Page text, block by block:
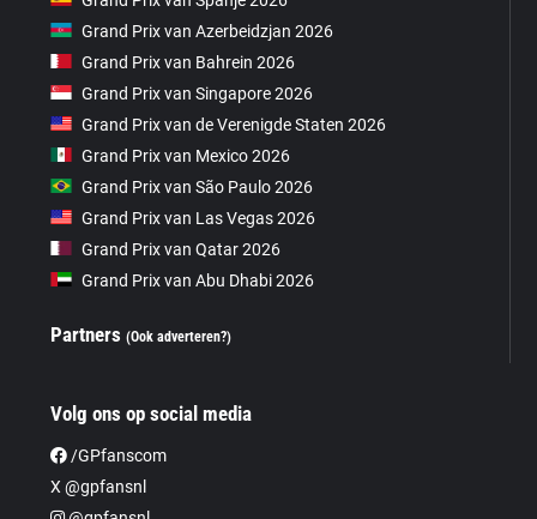
Grand Prix van Azerbeidzjan 2026
Grand Prix van Bahrein 2026
Grand Prix van Singapore 2026
Grand Prix van de Verenigde Staten 2026
Grand Prix van Mexico 2026
Grand Prix van São Paulo 2026
Grand Prix van Las Vegas 2026
Grand Prix van Qatar 2026
Grand Prix van Abu Dhabi 2026
Partners(Ook adverteren?)
Volg ons op social media
/GPfanscom
X @gpfansnl